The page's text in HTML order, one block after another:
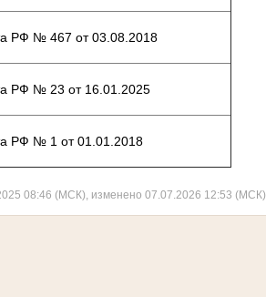
РФ № 467 от 03.08.2018
РФ № 23 от 16.01.2025
РФ № 1 от 01.01.2018
08:46 (МСК), изменено 07.07.2026 12:53 (МСК)